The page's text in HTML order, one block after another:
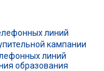
линий
кампании
линий
образования